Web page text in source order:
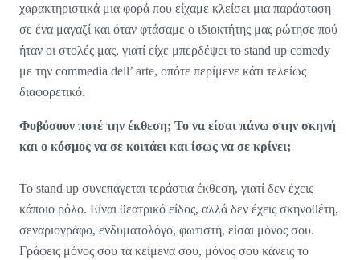
χαρακτηριστικά μια φορά που είχαμε κλείσει μια παράσταση
σε ένα μαγαζί και όταν φτάσαμε ο ιδιοκτήτης μας ρώτησε πού
ήταν οι στολές μας, γιατί είχε μπερδέψει το stand up comedy
με την commedia dell’ arte, οπότε περίμενε κάτι τελείως
διαφορετικό.
Φοβόσουν ποτέ την έκθεση; Το να είσαι πάνω στην σκηνή
και ο κόσμος να σε κοιτάει και ίσως να σε κρίνει;
Το stand up συνεπάγεται τεράστια έκθεση, γιατί δεν έχεις
κάποιο ρόλο. Είναι θεατρικό είδος, αλλά δεν έχεις σκηνοθέτη,
σεναριογράφο, ενδυματολόγο, φωτιστή, είσαι μόνος σου.
Γράφεις μόνος σου τα κείμενα σου, μόνος σου κάνεις το